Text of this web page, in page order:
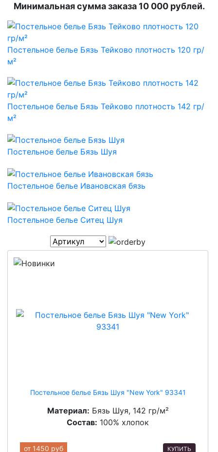
Минимальная сумма заказа 10 000 рублей.
Постельное белье Бязь Тейково плотность 120 гр/
м²
Постельное белье Бязь Тейково плотность 142 гр/
м²
Постельное белье Бязь Шуя
Постельное белье Ивановская бязь
Постельное белье Ситец Шуя
Постельное белье Бязь Шуя "New York" 93341
Материал: Бязь Шуя, 142 гр/м²
Состав: 100% хлопок
от 1450 руб КУПИТЬ